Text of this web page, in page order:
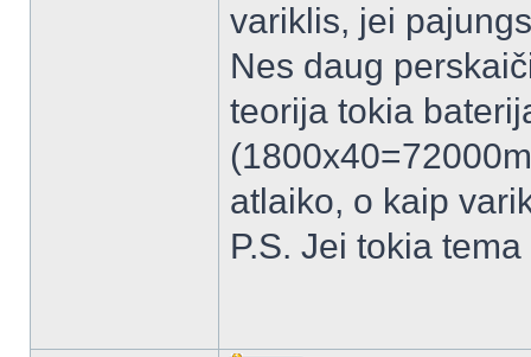
variklis, jei
Nes daug
teorija tokia
atlaiko, o kaip
P.S. Jei tokia